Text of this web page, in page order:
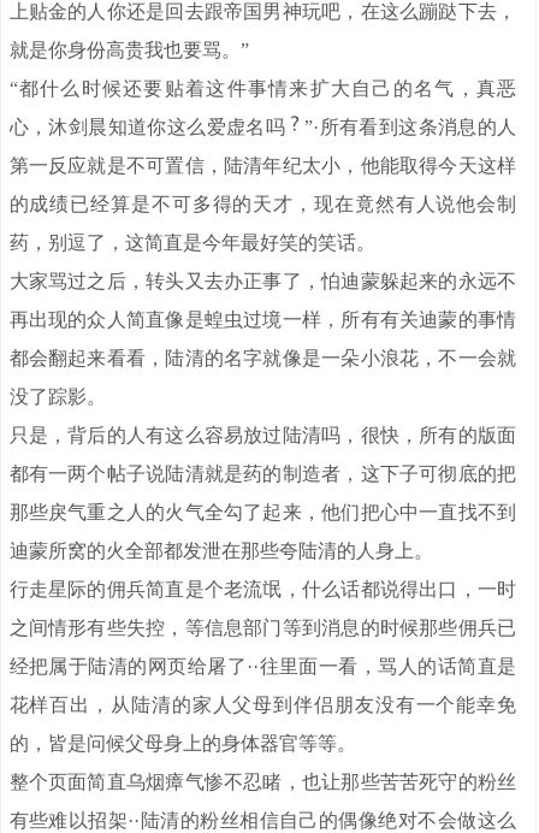
上贴金的人你还是回去跟帝国男神玩吧，在这么蹦跶下去，
就是你身份高贵我也要骂。”
“都什么时候还要贴着这件事情来扩大自己的名气，真恶
心，沐剑晨知道你这么爱虚名吗
”·所有看到这条消息的人
第一反应就是不可置信，陆清年纪太小，他能取得今天这样
的成绩已经算是不可多得的天才，现在竟然有人说他会制
药，别逗了，这简直是今年最好笑的笑话。
大家骂过之后，转头又去办正事了，怕迪蒙躲起来的永远不
再出现的众人简直像是蝗虫过境一样，所有有关迪蒙的事情
都会翻起来看看，陆清的名字就像是一朵小浪花，不一会就
没了踪影。
只是，背后的人有这么容易放过陆清吗，很快，所有的版面
都有一两个帖子说陆清就是药的制造者，这下子可彻底的把
那些戾气重之人的火气全勾了起来，他们把心中一直找不到
迪蒙所窝的火全部都发泄在那些夸陆清的人身上。
行走星际的佣兵简直是个老流氓，什么话都说得出口，一时
之间情形有些失控，等信息部门等到消息的时候那些佣兵已
经把属于陆清的网页给屠了··往里面一看，骂人的话简直是
花样百出，从陆清的家人父母到伴侣朋友没有一个能幸免
的，皆是问候父母身上的身体器官等等。
整个页面简直乌烟瘴气惨不忍睹，也让那些苦苦死守的粉丝
有些难以招架··陆清的粉丝相信自己的偶像绝对不会做这么